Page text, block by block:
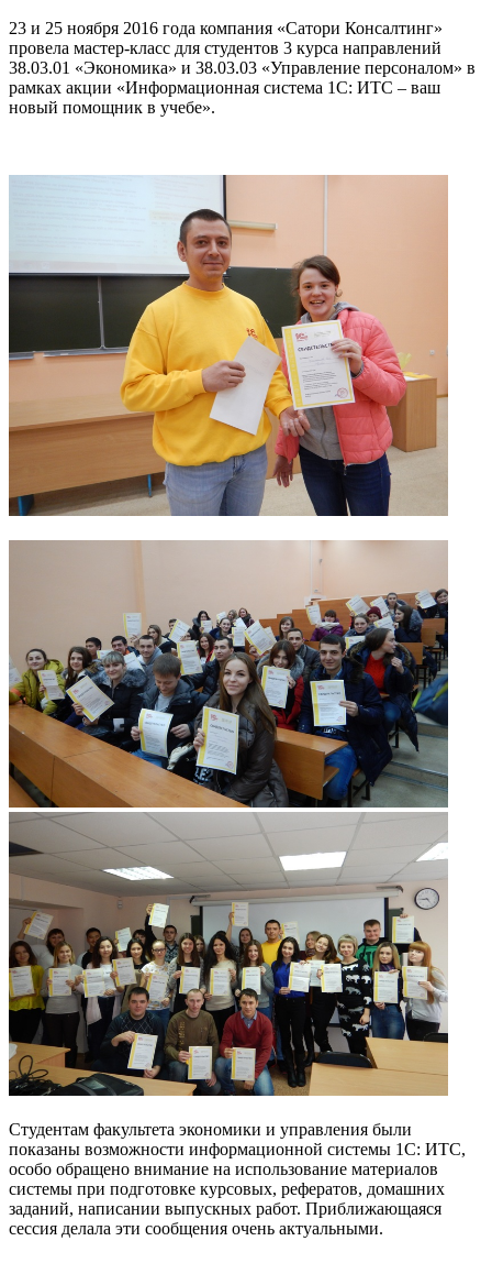
23 и 25 ноября 2016 года компания «Сатори Консалтинг»
провела мастер-класс для студентов 3 курса направлений
38.03.01 «Экономика» и 38.03.03 «Управление персоналом» в
рамках акции «Информационная система 1С: ИТС – ваш
новый помощник в учебе».
Студентам факультета экономики и управления были
показаны возможности информационной системы 1С: ИТС,
особо обращено внимание на использование материалов
системы при подготовке курсовых, рефератов, домашних
заданий, написании выпускных работ. Приближающаяся
сессия делала эти сообщения очень актуальными.